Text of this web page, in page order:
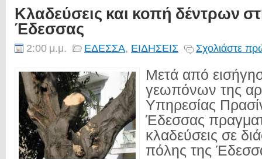
Κλαδεύσεις και κοπή δέντρων
Έδεσσας
2:00 μ.μ. ΕΔΕΣΣΑ, ΕΙΔΗΣΕΙΣ Σχολιάστε
Μετά από
γεωπόνων της
Υπηρεσίας
Έδεσσας
κλαδεύσεις σε
πόλης της